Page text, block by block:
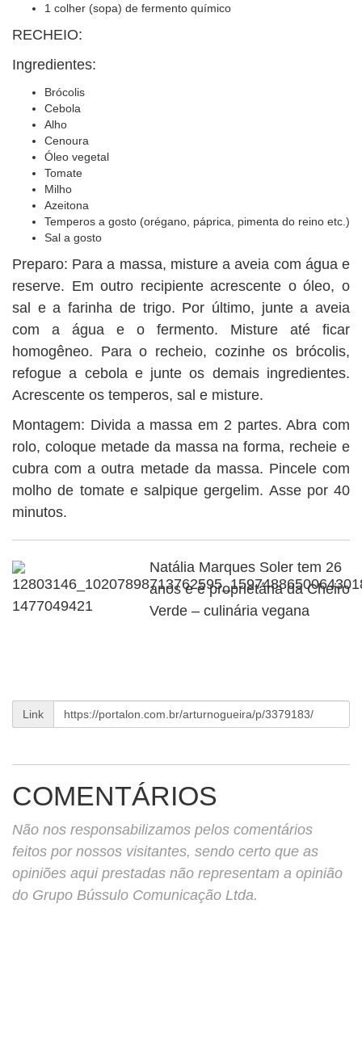
1 colher (sopa) de fermento químico
RECHEIO:
Ingredientes:
Brócolis
Cebola
Alho
Cenoura
Óleo vegetal
Tomate
Milho
Azeitona
Temperos a gosto (orégano, páprica, pimenta do reino etc.)
Sal a gosto
Preparo: Para a massa, misture a aveia com água e
reserve. Em outro recipiente acrescente o óleo, o
sal e a farinha de trigo. Por último, junte a aveia
com a água e o fermento. Misture até ficar
homogêneo. Para o recheio, cozinhe os brócolis,
refogue a cebola e junte os demais ingredientes.
Acrescente os temperos, sal e misture.
Montagem: Divida a massa em 2 partes. Abra com
rolo, coloque metade da massa na forma, recheie e
cubra com a outra metade da massa. Pincele com
molho de tomate e salpique gergelim. Asse por 40
minutos.
Natália Marques Soler tem 26
anos e é proprietária da Cheiro
Verde – culinária vegana
Link
COMENTÁRIOS
Não nos responsabilizamos pelos comentários
feitos por nossos visitantes, sendo certo que as
opiniões aqui prestadas não representam a opinião
do Grupo Bússulo Comunicação Ltda.